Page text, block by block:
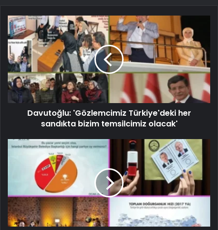
Davutoğlu: 'Gözlemcimiz Türkiye'deki her
sandıkta bizim temsilcimiz olacak'